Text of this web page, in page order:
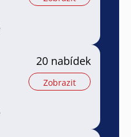
20 nabídek
Zobrazit